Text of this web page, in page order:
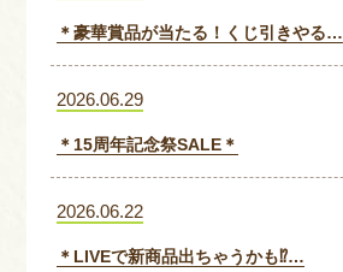
＊豪華賞品が当たる！くじ引きやる…
2026.06.29
＊15周年記念祭SALE＊
2026.06.22
＊LIVEで新商品出ちゃうかも⁉…